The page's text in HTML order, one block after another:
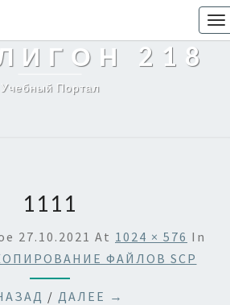
218
Учебный Портал
1111
27.10.2021 At 1024 × 576 In
ФАЙЛОВ SCP
/ ДАЛЕЕ →